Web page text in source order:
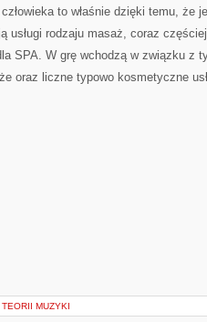
to właśnie dzięki temu, że
usługi rodzaju masaż, coraz
SPA. W grę wchodzą w związku z
oraz liczne typowo kosmetyczne
MUZYKI